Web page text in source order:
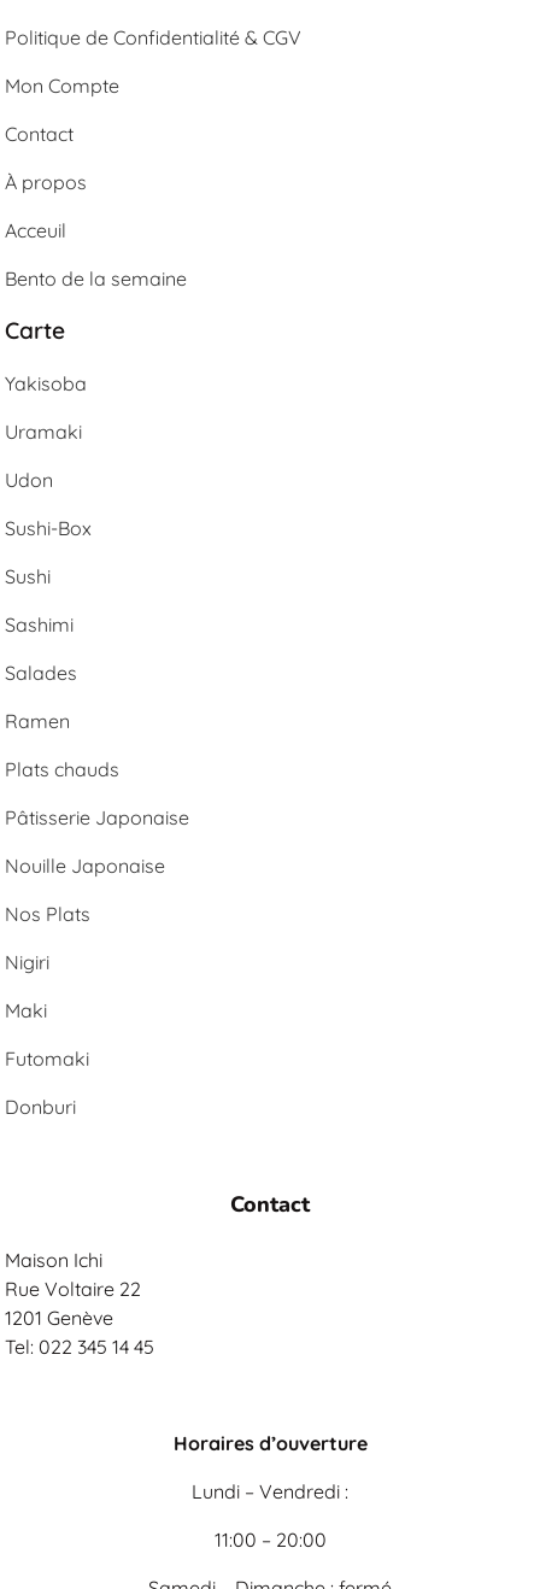
Politique de Confidentialité & CGV
Mon Compte
Contact
À propos
Acceuil
Bento de la semaine
Carte
Yakisoba
Uramaki
Udon
Sushi-Box
Sushi
Sashimi
Salades
Ramen
Plats chauds
Pâtisserie Japonaise
Nouille Japonaise
Nos Plats
Nigiri
Maki
Futomaki
Donburi
Contact
Maison Ichi
Rue Voltaire 22
1201 Genève
Tel: 022 345 14 45
Horaires d’ouverture
Lundi – Vendredi :
11:00 – 20:00